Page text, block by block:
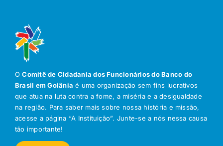
OComitê de Cidadania dos Funcionários do Banco do
Brasil em Goiânia é uma organização sem fins lucrativos
que atua na luta contra a fome, a miséria e a desigualdade
na região. Para saber mais sobre nossa história e missão,
acesse a página “A Instituição”. Junte-se a nós nessa causa
tão importante!